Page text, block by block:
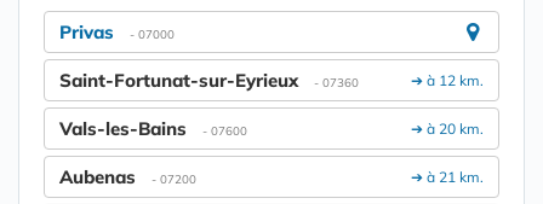
Privas - 07000
➔ à 12 km.
Saint-Fortunat-sur-Eyrieux - 07360
➔ à 20 km.
Vals-les-Bains - 07600
➔ à 21 km.
Aubenas - 07200